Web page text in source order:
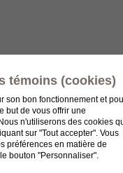
témoins (cookies)
son bon fonctionnement et
but de vous offrir une
n'utiliserons des cookies
sur "Tout accepter". Vous
préférences en matière de
bouton "Personnaliser".